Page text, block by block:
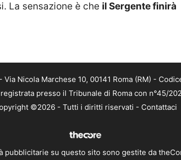
La sensazione è che il Sergente finirà
Nicola Marchese 10, 00141 Roma (RM) -
presso il Tribunale di Roma con n°45/
©2026 - Tutti i diritti riservati - Contattaci
pubblicitarie su questo sito sono gestite da